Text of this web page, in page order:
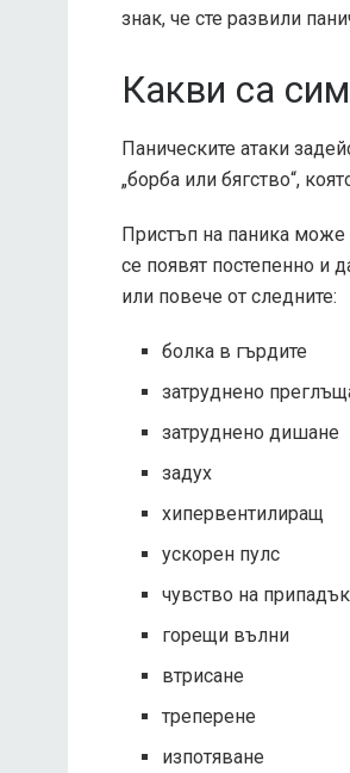
знак, че сте развили
Какви са
Паническите атаки
„борба или бягство“,
Пристъп на паника
се появят постепенно и
или повече от следните:
болка в гърдите
затруднено
затруднено дишане
задух
хипервентилиращ
ускорен пулс
чувство на припадък
горещи вълни
втрисане
треперене
изпотяване